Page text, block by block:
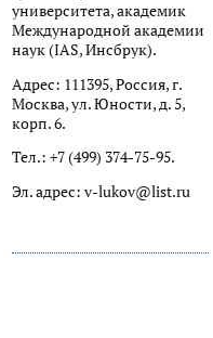
университета, академик
Международной академии
наук (IAS, Инсбрук).
Адрес: 111395, Россия, г.
Москва, ул. Юности, д. 5,
корп. 6.
Тел.: +7 (499) 374-75-95.
Эл. адрес: v-lukov@list.ru